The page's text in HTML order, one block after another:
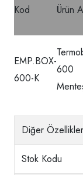
Kod Ürün
EMP.BOX-
600-K
600
Diğer Özellikler
Stok Kodu